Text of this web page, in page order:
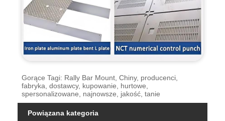
Gorące Tagi: Rally Bar Mount, Chiny, producenci,
fabryka, dostawcy, kupowanie, hurtowe,
spersonalizowane, najnowsze, jakość, tanie
Powiązana kategoria